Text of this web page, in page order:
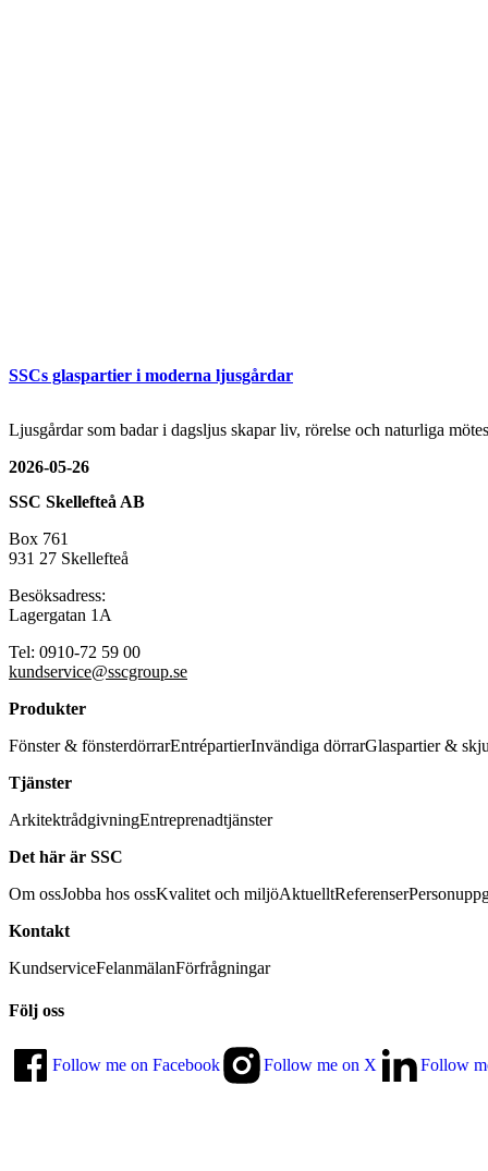
SSCs glaspartier i moderna ljusgårdar
Ljusgårdar som badar i dagsljus skapar liv, rörelse och naturliga
2026-05-26
SSC Skellefteå AB
Box 761
931 27 Skellefteå
Besöksadress:
Lagergatan 1A
Tel: 0910-72 59 00
kundservice@sscgroup.se
Produkter
Fönster & fönsterdörrarEntrépartierInvändiga dörrarGlaspartier &
Tjänster
ArkitektrådgivningEntreprenadtjänster
Det här är SSC
Om ossJobba hos ossKvalitet och miljöAktuelltReferenser
Kontakt
KundserviceFelanmälanFörfrågningar
Följ oss
Follow me on Facebook Follow me on X Follow